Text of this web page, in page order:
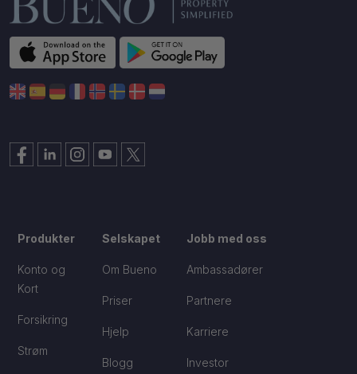
Produkter
Konto og
Kort
Forsikring
Strøm
Selskapet
Om Bueno
Priser
Hjelp
Blogg
Jobb med oss
Ambassadører
Partnere
Karriere
Investor